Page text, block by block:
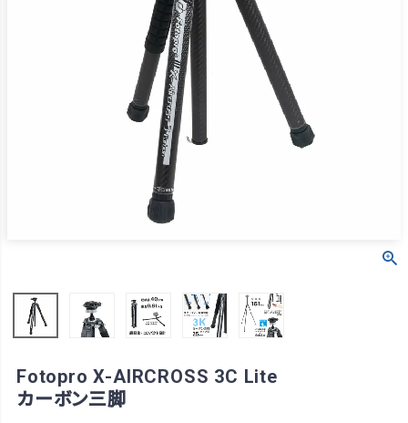
Fotopro X-AIRCROSS 3C Lite
カーボン三脚